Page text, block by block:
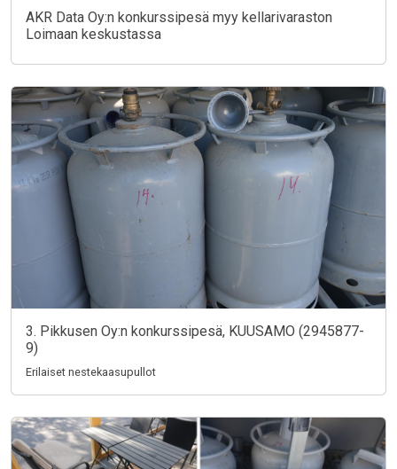
AKR Data Oy:n konkurssipesä myy kellarivaraston
Loimaan keskustassa
3. Pikkusen Oy:n konkurssipesä, KUUSAMO (2945877-
9)
Erilaiset nestekaasupullot